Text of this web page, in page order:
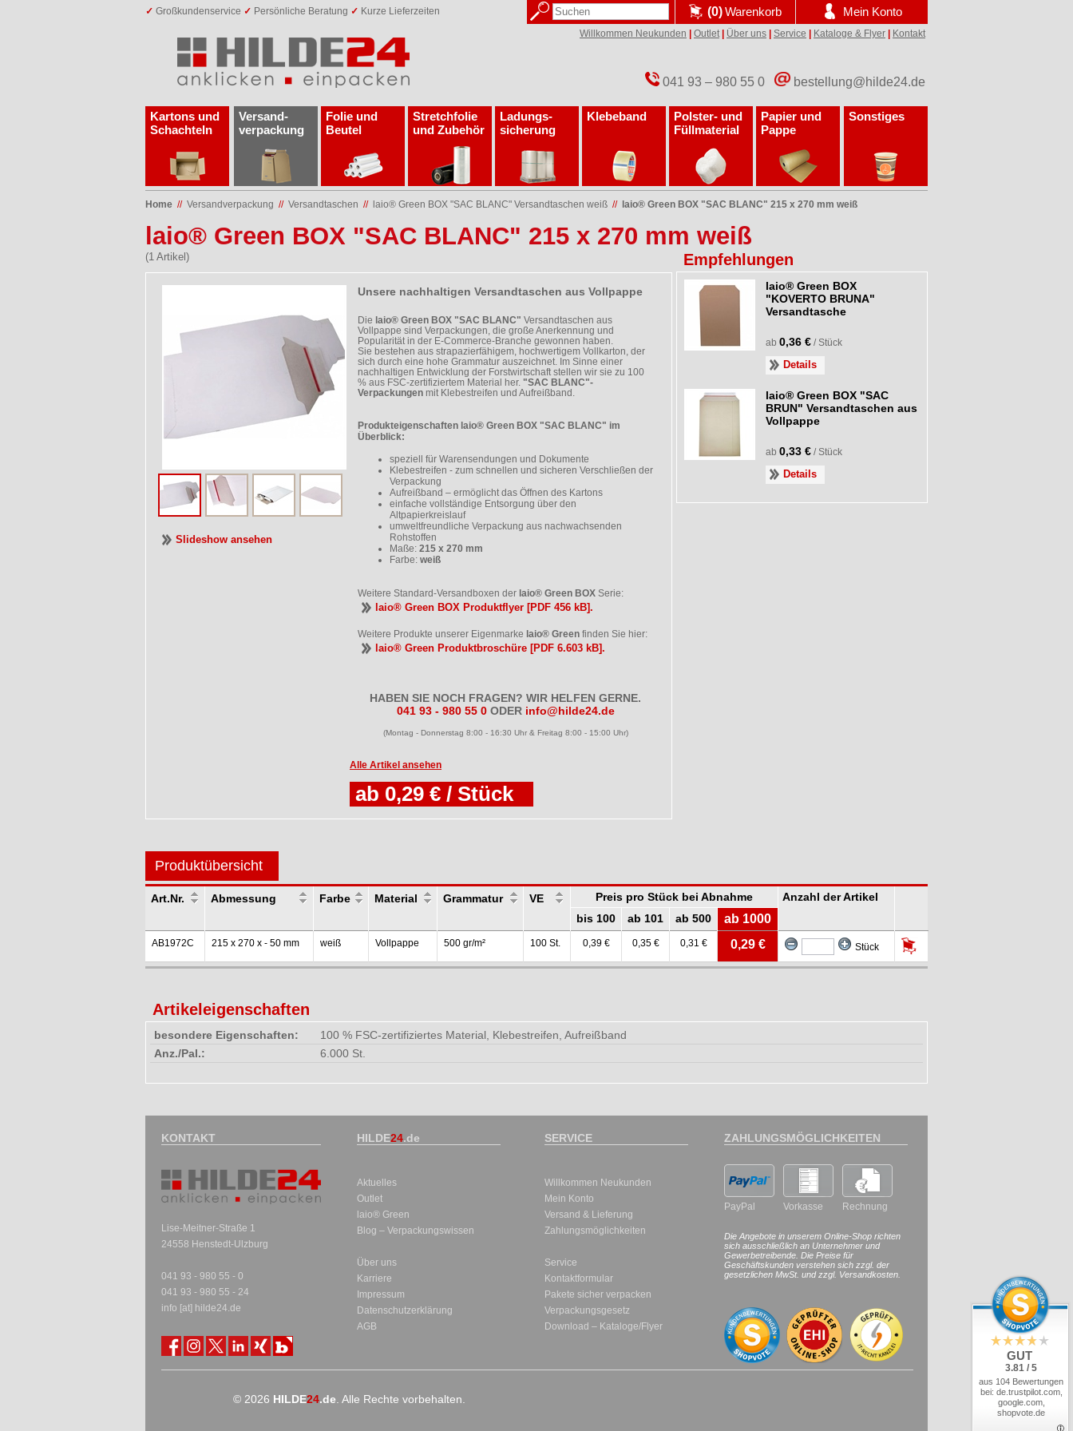
✓ Großkundenservice ✓ Persönliche Beratung ✓ Kurze Lieferzeiten
Willkommen Neukunden Outlet Über uns Service Kataloge & Flyer Kontakt
041 93 – 980 55 0 bestellung@hilde24.de
(0)Warenkorb Mein Konto
Kartons und
Schachteln
Versand­
verpackung
Folie und
Beutel
Stretchfolie
und Zubehör
Ladungs­
sicherung
Klebeband
Polster- und
Füllmaterial
Papier und
Pappe
Sonstiges
Home // Versand­verpackung // Versandtaschen // laio® Green BOX "SAC BLANC" Versandtaschen weiß // laio® Green BOX "SAC BLANC" 215 x 270 mm weiß
laio® Green BOX "SAC BLANC" 215 x 270 mm weiß
(1 Artikel)
Slideshow ansehen
Unsere nachhaltigen Versandtaschen aus Vollpappe
Die laio® Green BOX "SAC BLANC" Versandtaschen aus
Vollpappe sind Verpackungen, die große Anerkennung und
Popularität in der E-Commerce-Branche gewonnen haben.
Sie bestehen aus strapazierfähigem, hochwertigem Vollkarton, der
sich durch eine hohe Grammatur auszeichnet. Im Sinne einer
nachhaltigen Entwicklung der Forstwirtschaft stellen wir sie zu 100
% aus FSC-zertifiziertem Material her. "SAC BLANC"-
Verpackungen mit Klebestreifen und Aufreißband.
Produkteigenschaften laio® Green BOX "SAC BLANC" im
Überblick:
speziell für Warensendungen und Dokumente
Klebestreifen - zum schnellen und sicheren Verschließen der
Verpackung
Aufreißband – ermöglicht das Öffnen des Kartons
einfache vollständige Entsorgung über den
Altpapierkreislauf
umweltfreundliche Verpackung aus nachwachsenden
Rohstoffen
Maße: 215 x 270 mm
Farbe: weiß
Weitere Standard-Versandboxen der laio® Green BOX Serie:
laio® Green BOX Produktflyer [PDF 456 kB].
Weitere Produkte unserer Eigenmarke laio® Green finden Sie hier:
laio® Green Produktbroschüre [PDF 6.603 kB].
HABEN SIE NOCH FRAGEN? WIR HELFEN GERNE.
041 93 - 980 55 0 ODER info@hilde24.de
(Montag - Donnerstag 8:00 - 16:30 Uhr & Freitag 8:00 - 15:00 Uhr)
Alle Artikel ansehen
ab 0,29 € / Stück
Empfehlungen
laio® Green BOX
"KOVERTO BRUNA"
Versandtasche
ab 0,36 € / Stück
Details
laio® Green BOX "SAC
BRUN" Versandtaschen aus
Vollpappe
ab 0,33 € / Stück
Details
Produktübersicht
Art.Nr. Abmessung Farbe Material Grammatur VE Preis pro Stück bei Abnahme
Anzahl der Artikel
bis 100
ab 101 ab 500 ab 1000
AB1972C 215 x 270 x - 50 mm weiß Vollpappe 500 gr/m² 100 St. 0,39 € 0,35 € 0,31 € 0,29 € Stück
Artikeleigenschaften
besondere Eigenschaften:
100 % FSC-zertifiziertes Material, Klebestreifen, Aufreißband
Anz./Pal.:
6.000 St.
KONTAKT
Lise-Meitner-Straße 1
24558 Henstedt-Ulzburg
041 93 - 980 55 - 0
041 93 - 980 55 - 24
info [at] hilde24.de
HILDE24.de
Aktuelles
Outlet
laio® Green
Blog – Verpackungswissen
Über uns
Karriere
Impressum
Datenschutzerklärung
AGB
SERVICE
Willkommen Neukunden
Mein Konto
Versand & Lieferung
Zahlungsmöglichkeiten
Service
Kontaktformular
Pakete sicher verpacken
Verpackungsgesetz
Download – Kataloge/Flyer
ZAHLUNGSMÖGLICHKEITEN
PayPal Vorkasse Rechnung
Die Angebote in unserem Online-Shop richten
sich ausschließlich an Unternehmer und
Gewerbetreibende. Die Preise für
Geschäftskunden verstehen sich zzgl. der
gesetzlichen MwSt. und zzgl. Versandkosten.
© 2026 HILDE24.de . Alle Rechte vorbehalten.
GUT
3.81 / 5
aus 104 Bewertungen
bei: de.trustpilot.com,
google.com,
shopvote.de